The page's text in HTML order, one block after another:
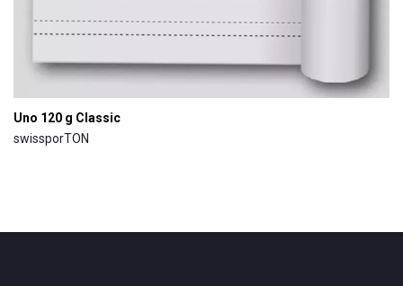
Uno 120 g Classic
swissporTON